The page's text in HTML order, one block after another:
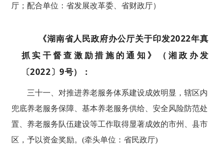
厅；配合单位：省发展改革委、省财政厅）
《湖南省人民政府办公厅关于印发2022年真
抓实干督查激励措施的通知》（湘政办发
〔2022〕9号）：
三十一、对推进养老服务体系建设成效明显，辖区内
兜底养老服务保障、基本养老服务供给、安全风险防范处
置、养老服务队伍建设等工作取得显著成效的市州、县市
区，予以资金奖励。(牵头单位：省民政厅)